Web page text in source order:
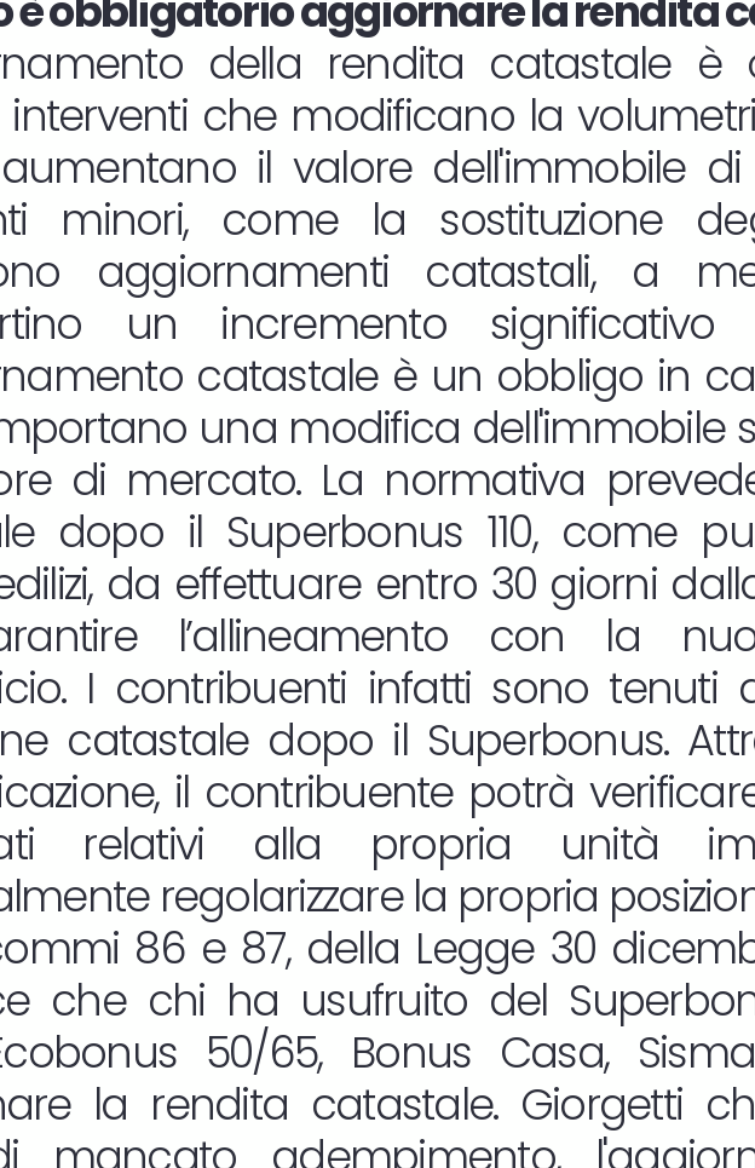
della rendita catastale è
che modificano la
il valore dell'immobile di
minori, come la sostituzione
aggiornamenti catastali, a
un incremento significativo
catastale è un obbligo in
una modifica dell'immobile
di mercato. La normativa
dopo il Superbonus 110, come
da effettuare entro 30 giorni
l’allineamento con la
I contribuenti infatti sono
catastale dopo il Superbonus.
il contribuente potrà
relativi alla propria unità
regolarizzare la propria
86 e 87, della Legge 30
che chi ha usufruito del
50/65, Bonus Casa,
la rendita catastale. Giorgetti